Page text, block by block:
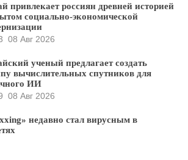
привлекает россиян древней историей
социально-экономической
08 Авг 2026
ученый предлагает создать
вычислительных спутников для
ИИ
08 Авг 2026
недавно стал вирусным в